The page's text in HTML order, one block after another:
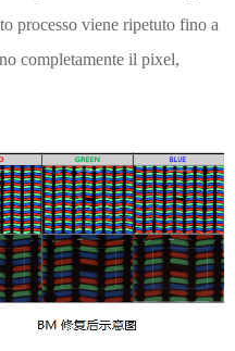
processo viene ripetuto fino a
completamente il pixel,